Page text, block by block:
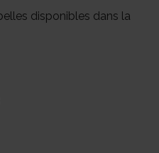
disponibles dans la